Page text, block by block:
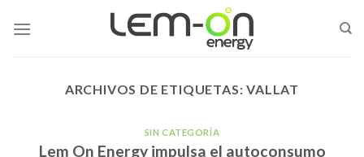
ARCHIVOS DE ETIQUETAS:VALLAT
SIN CATEGORÍA
Lem On Energy impulsa el autoconsumo